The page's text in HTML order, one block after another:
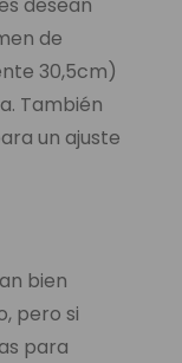
desean
de
30,5cm)
También
un ajuste
bien
pero si
para